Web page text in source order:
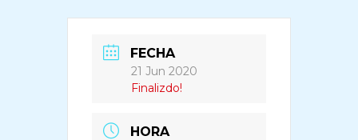
FECHA
21 Jun 2020
Finalizdo!
HORA